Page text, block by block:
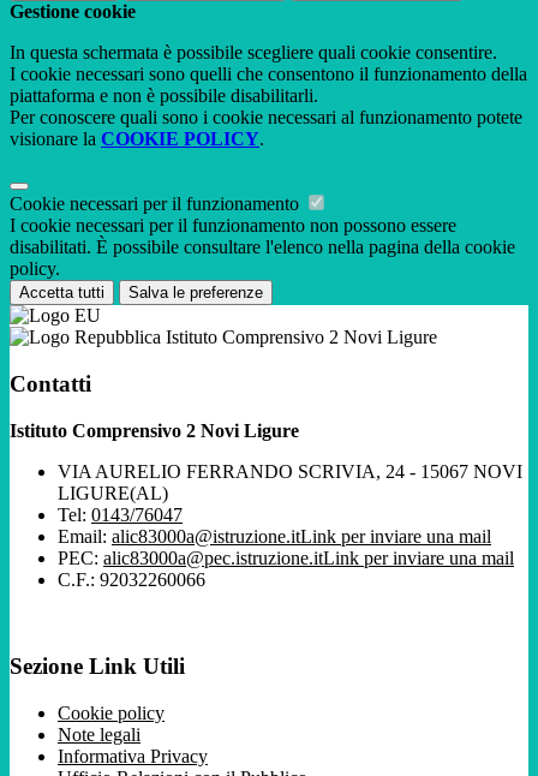
Gestione cookie
In questa schermata è possibile scegliere quali cookie consentire.
I cookie necessari sono quelli che consentono il funzionamento della
piattaforma e non è possibile disabilitarli.
Per conoscere quali sono i cookie necessari al funzionamento potete
visionare la COOKIE POLICY.
Cookie necessari per il funzionamento
I cookie necessari per il funzionamento non possono essere
disabilitati. È possibile consultare l'elenco nella pagina della cookie
policy.
Accetta tutti Salva le preferenze
Istituto Comprensivo 2 Novi Ligure
Contatti
Istituto Comprensivo 2 Novi Ligure
VIA AURELIO FERRANDO SCRIVIA, 24 - 15067 NOVI
LIGURE(AL)
Tel: 0143/76047
Email: alic83000a@istruzione.itLink per inviare una mail
PEC: alic83000a@pec.istruzione.itLink per inviare una mail
C.F.: 92032260066
Sezione Link Utili
Cookie policy
Note legali
Informativa Privacy